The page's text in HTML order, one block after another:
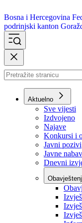
Bosna i Hercegovina
podrinjski kanton
Aktuelno
Sve vijesti
Izdvojeno
Najave
Konkursi i
Javni pozivi
Javne
Dnevni